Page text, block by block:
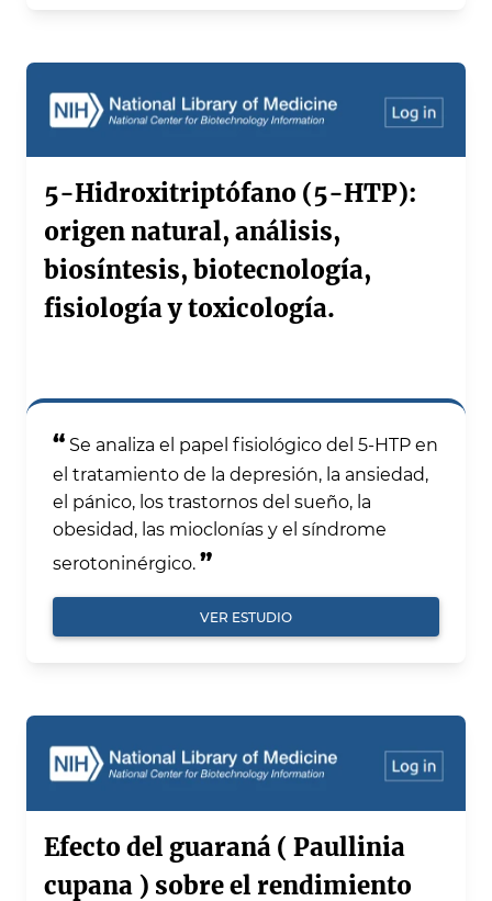
5-Hidroxitriptófano (5-HTP):
origen natural, análisis,
biosíntesis, biotecnología,
fisiología y toxicología.
“ Se analiza el papel fisiológico del 5-HTP en
el tratamiento de la depresión, la ansiedad,
el pánico, los trastornos del sueño, la
obesidad, las mioclonías y el síndrome
serotoninérgico. ”
VER ESTUDIO
Efecto del guaraná ( Paullinia
cupana ) sobre el rendimiento